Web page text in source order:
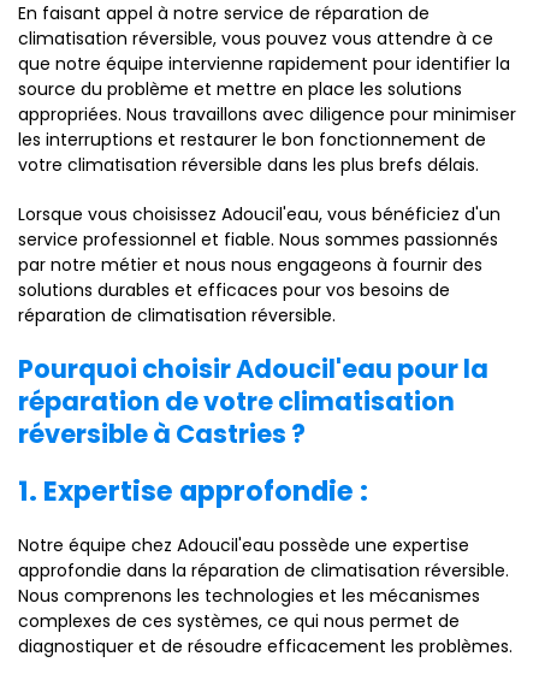
En faisant appel à notre service de réparation de
climatisation réversible, vous pouvez vous attendre à ce
que notre équipe intervienne rapidement pour identifier la
source du problème et mettre en place les solutions
appropriées. Nous travaillons avec diligence pour minimiser
les interruptions et restaurer le bon fonctionnement de
votre climatisation réversible dans les plus brefs délais.
Lorsque vous choisissez Adoucil'eau, vous bénéficiez d'un
service professionnel et fiable. Nous sommes passionnés
par notre métier et nous nous engageons à fournir des
solutions durables et efficaces pour vos besoins de
réparation de climatisation réversible.
Pourquoi choisir Adoucil'eau pour la
réparation de votre climatisation
réversible à Castries ?
1. Expertise approfondie :
Notre équipe chez Adoucil'eau possède une expertise
approfondie dans la réparation de climatisation réversible.
Nous comprenons les technologies et les mécanismes
complexes de ces systèmes, ce qui nous permet de
diagnostiquer et de résoudre efficacement les problèmes.